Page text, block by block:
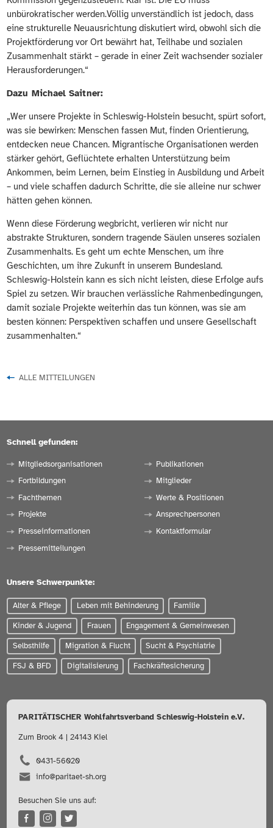
unbürokratischer werden.Völlig unverständlich ist jedoch, dass
eine strukturelle Neuausrichtung diskutiert wird, obwohl sich die
Projektförderung vor Ort bewährt hat, Teilhabe und sozialen
Zusammenhalt stärkt – gerade in einer Zeit wachsender sozialer
Herausforderungen.“
Dazu Michael Saitner:
„Wer unsere Projekte in Schleswig-Holstein besucht, spürt sofort,
was sie bewirken: Menschen fassen Mut, finden Orientierung,
entdecken neue Chancen. Migrantische Organisationen werden
stärker gehört, Geflüchtete erhalten Unterstützung beim
Ankommen, beim Lernen, beim Einstieg in Ausbildung und Arbeit
– und viele schaffen dadurch Schritte, die sie alleine nur schwer
hätten gehen können.
Wenn diese Förderung wegbricht, verlieren wir nicht nur
abstrakte Strukturen, sondern tragende Säulen unseres sozialen
Zusammenhalts. Es geht um echte Menschen, um ihre
Geschichten, um ihre Zukunft in unserem Bundesland.
Schleswig-Holstein kann es sich nicht leisten, diese Erfolge aufs
Spiel zu setzen. Wir brauchen verlässliche Rahmenbedingungen,
damit soziale Projekte weiterhin das tun können, was sie am
besten können: Perspektiven schaffen und unsere Gesellschaft
zusammenhalten.“
ALLE MITTEILUNGEN
Schnell gefunden:
Mitgliedsorganisationen
Fortbildungen
Fachthemen
Projekte
Presseinformationen
Pressemitteilungen
Publikationen
Mitglieder
Werte & Positionen
Ansprechpersonen
Kontaktformular
Unsere Schwerpunkte:
Alter & Pflege Leben mit Behinderung Familie
Kinder & Jugend Frauen Engagement & Gemeinwesen
Selbsthilfe Migration & Flucht Sucht & Psychiatrie
FSJ & BFD Digitalisierung Fachkräftesicherung
PARITÄTISCHER Wohlfahrtsverband Schleswig-Holstein e.V.
Zum Brook 4 | 24143 Kiel
0431-56020
info@paritaet-sh.org
Besuchen Sie uns auf: